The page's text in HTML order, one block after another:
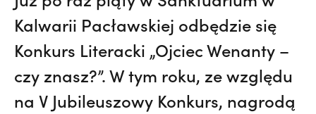
Kalwarii Pacławskiej odbędzie się
Konkurs Literacki „Ojciec Wenanty –
czy znasz?”. W tym roku, ze względu
na V Jubileuszowy Konkurs, nagrodą